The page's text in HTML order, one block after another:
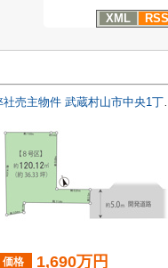
XML
弊社売主物件
価格 1,690万円